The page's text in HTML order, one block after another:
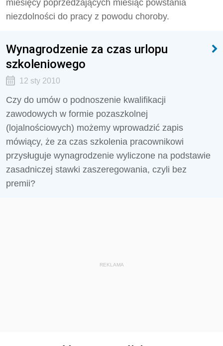
miesięcy poprzedzających miesiąc powstania
niezdolności do pracy z powodu choroby.
Wynagrodzenie za czas urlopu
szkoleniowego
12 sty 2010
Czy do umów o podnoszenie kwalifikacji
zawodowych w formie pozaszkolnej
(lojalnościowych) możemy wprowadzić zapis
mówiący, że za czas szkolenia pracownikowi
przysługuje wynagrodzenie wyliczone na podstawie
zasadniczej stawki zaszeregowania, czyli bez
premii?
REKLAMA